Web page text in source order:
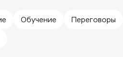
Обучение
Переговоры